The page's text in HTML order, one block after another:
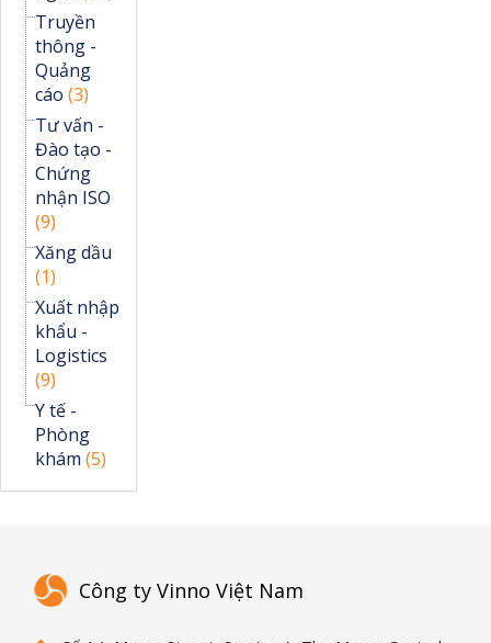
Truyền
thông -
Quảng
cáo (3)
Tư vấn -
Đào tạo -
Chứng
nhận ISO
(9)
Xăng dầu
(1)
Xuất nhập
khẩu -
Logistics
(9)
Y tế -
Phòng
khám (5)
Công ty Vinno Việt Nam